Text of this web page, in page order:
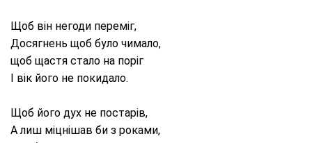
Щоб він негоди переміг,
Досягнень щоб було чимало,
щоб щастя стало на поріг
І вік його не покидало.
Щоб його дух не постарів,
А лиш міцнішав би з роками,